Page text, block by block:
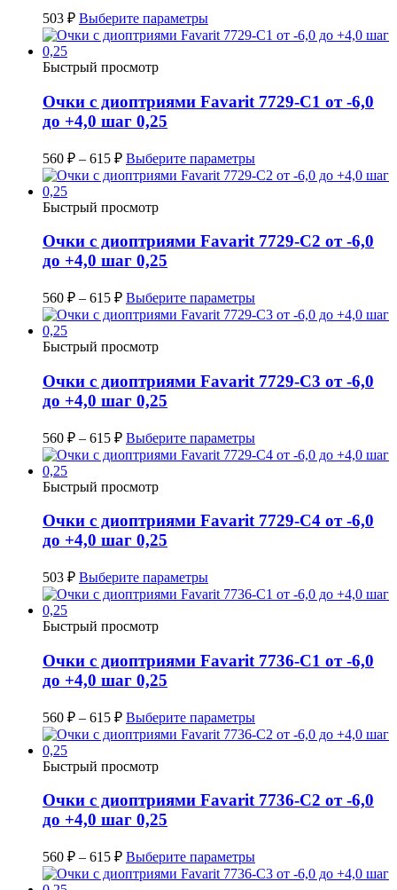
503 ₽ Выберите параметры
Быстрый просмотр
Очки с диоптриями Favarit 7729-C1 от -6,0
до +4,0 шаг 0,25
560 ₽ – 615 ₽ Выберите параметры
Быстрый просмотр
Очки с диоптриями Favarit 7729-C2 от -6,0
до +4,0 шаг 0,25
560 ₽ – 615 ₽ Выберите параметры
Быстрый просмотр
Очки с диоптриями Favarit 7729-C3 от -6,0
до +4,0 шаг 0,25
560 ₽ – 615 ₽ Выберите параметры
Быстрый просмотр
Очки с диоптриями Favarit 7729-C4 от -6,0
до +4,0 шаг 0,25
503 ₽ Выберите параметры
Быстрый просмотр
Очки с диоптриями Favarit 7736-C1 от -6,0
до +4,0 шаг 0,25
560 ₽ – 615 ₽ Выберите параметры
Быстрый просмотр
Очки с диоптриями Favarit 7736-C2 от -6,0
до +4,0 шаг 0,25
560 ₽ – 615 ₽ Выберите параметры